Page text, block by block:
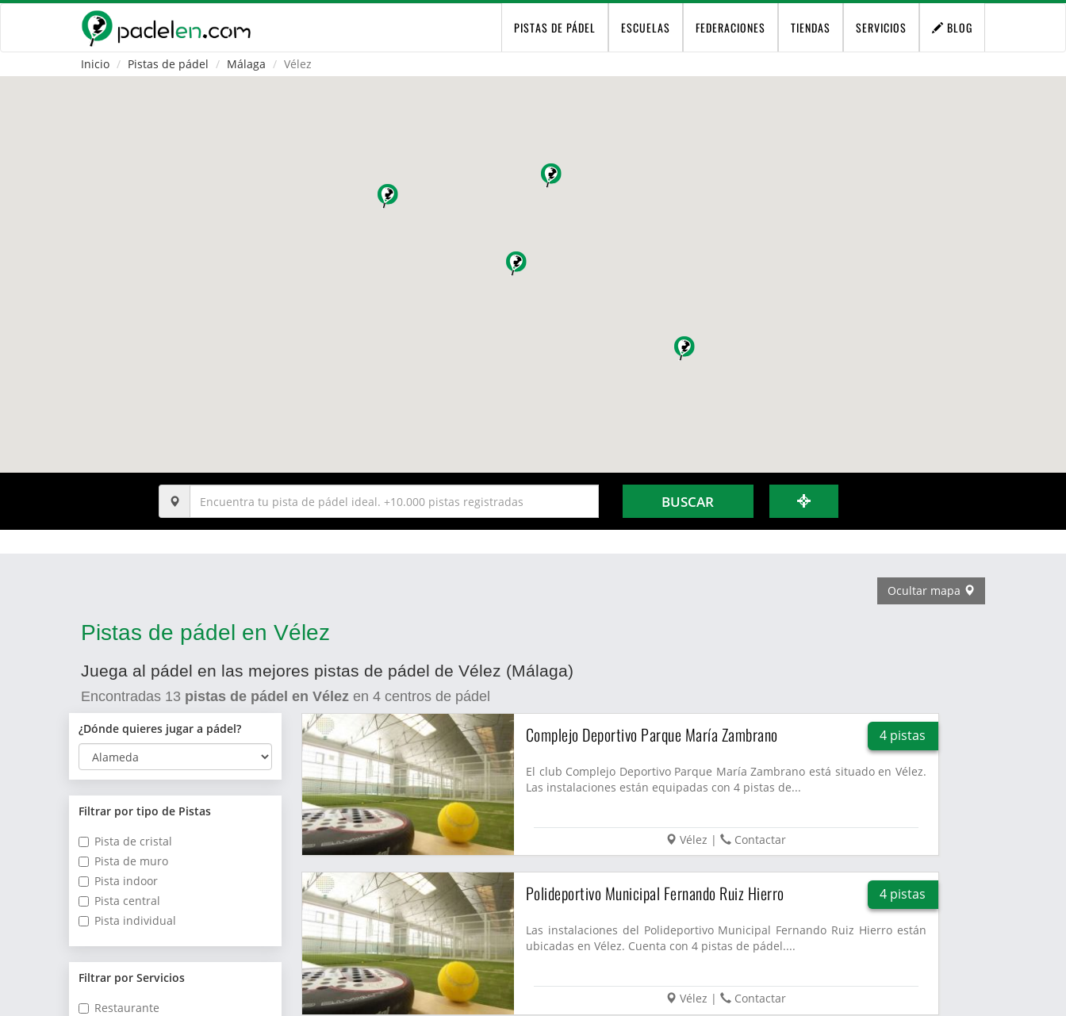
PISTAS DE PÁDEL ESCUELAS FEDERACIONES TIENDAS SERVICIOS BLOG
Inicio Pistas de pádel Málaga Vélez
BUSCAR
Ocultar mapa
Pistas de pádel en Vélez
Juega al pádel en las mejores pistas de pádel de Vélez (Málaga)
Encontradas 13 pistas de pádel en Vélez en 4 centros de pádel
¿Dónde quieres jugar a pádel?
Filtrar por tipo de Pistas
Pista de cristal
Pista de muro
Pista indoor
Pista central
Pista individual
Filtrar por Servicios
Restaurante
Complejo Deportivo Parque María Zambrano 4 pistas
El club Complejo Deportivo Parque María Zambrano está situado en Vélez.
Las instalaciones están equipadas con 4 pistas de...
Vélez | Contactar
Polideportivo Municipal Fernando Ruiz Hierro 4 pistas
Las instalaciones del Polideportivo Municipal Fernando Ruiz Hierro están
ubicadas en Vélez. Cuenta con 4 pistas de pádel....
Vélez | Contactar